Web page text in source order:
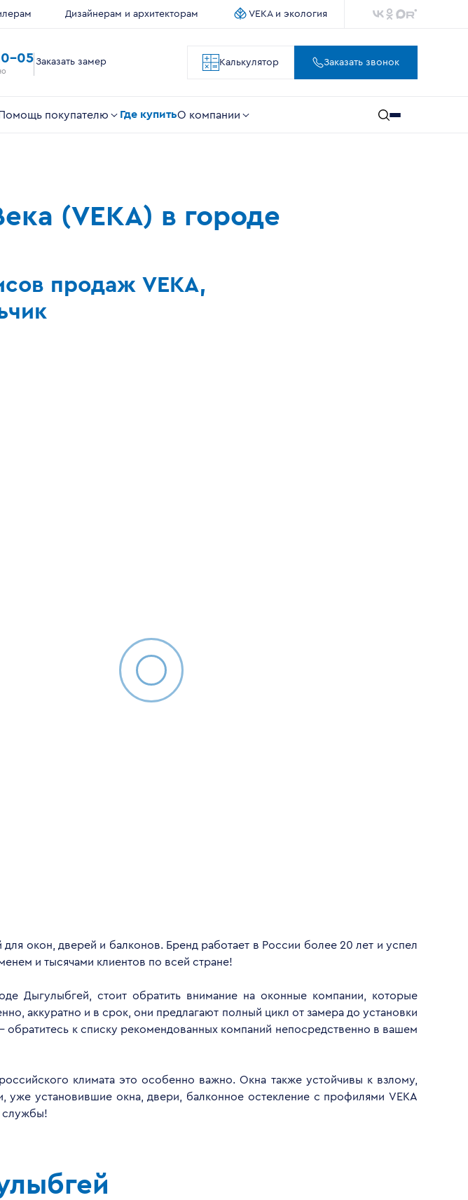
Дизайнерам и архитекторам VEKA и экология
05 Заказать замер Калькулятор Заказать звонок
покупателю Где купитьО компании
(VEKA) в городе
продаж VEKA,
окон, дверей и балконов. Бренд работает в России более 20 лет и успел
и тысячами клиентов по всей стране!
Дыгулыбгей, стоит обратить внимание на оконные компании, которые
аккуратно и в срок, они предлагают полный цикл от замера до установки
к списку рекомендованных компаний непосредственно в вашем
климата это особенно важно. Окна также устойчивы к взлому,
установившие окна, двери, балконное остекление с профилями VEKA
службы!